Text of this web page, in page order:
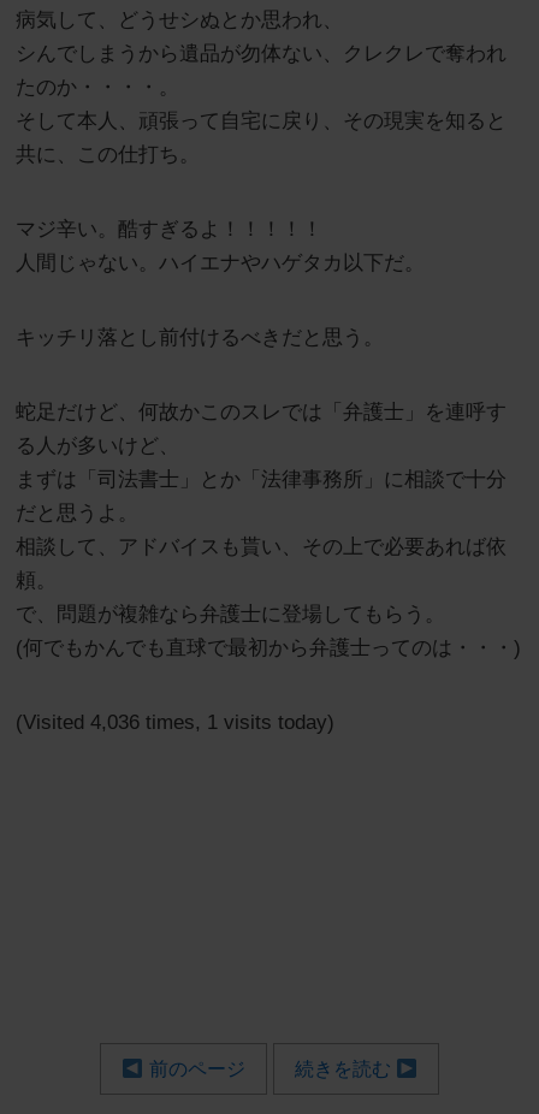
病気して、どうせシぬとか思われ、
シんでしまうから遺品が勿体ない、クレクレで奪われ
たのか・・・・。
そして本人、頑張って自宅に戻り、その現実を知ると
共に、この仕打ち。
マジ辛い。酷すぎるよ！！！！！
人間じゃない。ハイエナやハゲタカ以下だ。
キッチリ落とし前付けるべきだと思う。
蛇足だけど、何故かこのスレでは「弁護士」を連呼す
る人が多いけど、
まずは「司法書士」とか「法律事務所」に相談で十分
だと思うよ。
相談して、アドバイスも貰い、その上で必要あれば依
頼。
で、問題が複雑なら弁護士に登場してもらう。
(何でもかんでも直球で最初から弁護士ってのは・・・)
(Visited 4,036 times, 1 visits today)
前のページ 続きを読む